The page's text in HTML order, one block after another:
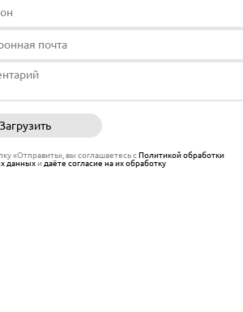
Загрузить
«Отправить», вы соглашаетесь сПолитикой обработки
данныхи даёте согласие на их обработку